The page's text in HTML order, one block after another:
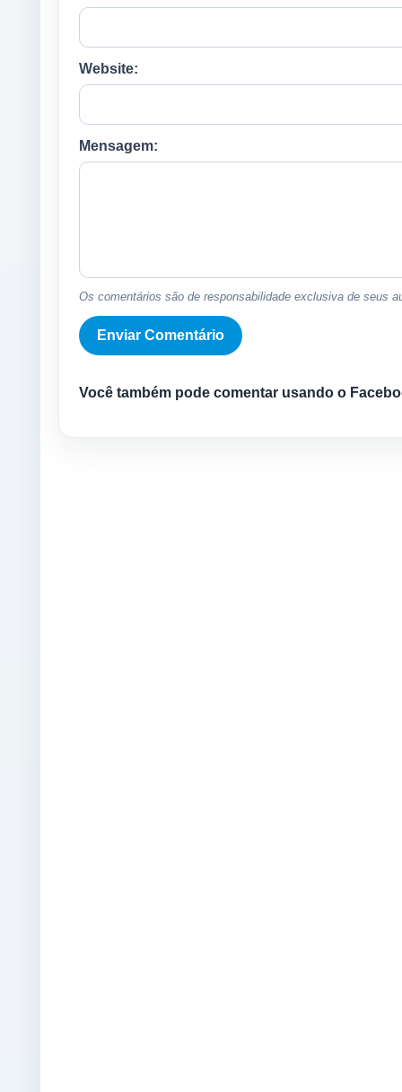
Website:
Mensagem:
Os comentários são de responsabilidade exclusiva de seus
Você também pode comentar usando o